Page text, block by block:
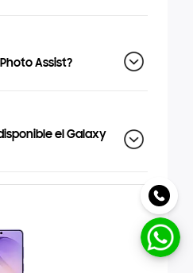
Assist?
el Galaxy